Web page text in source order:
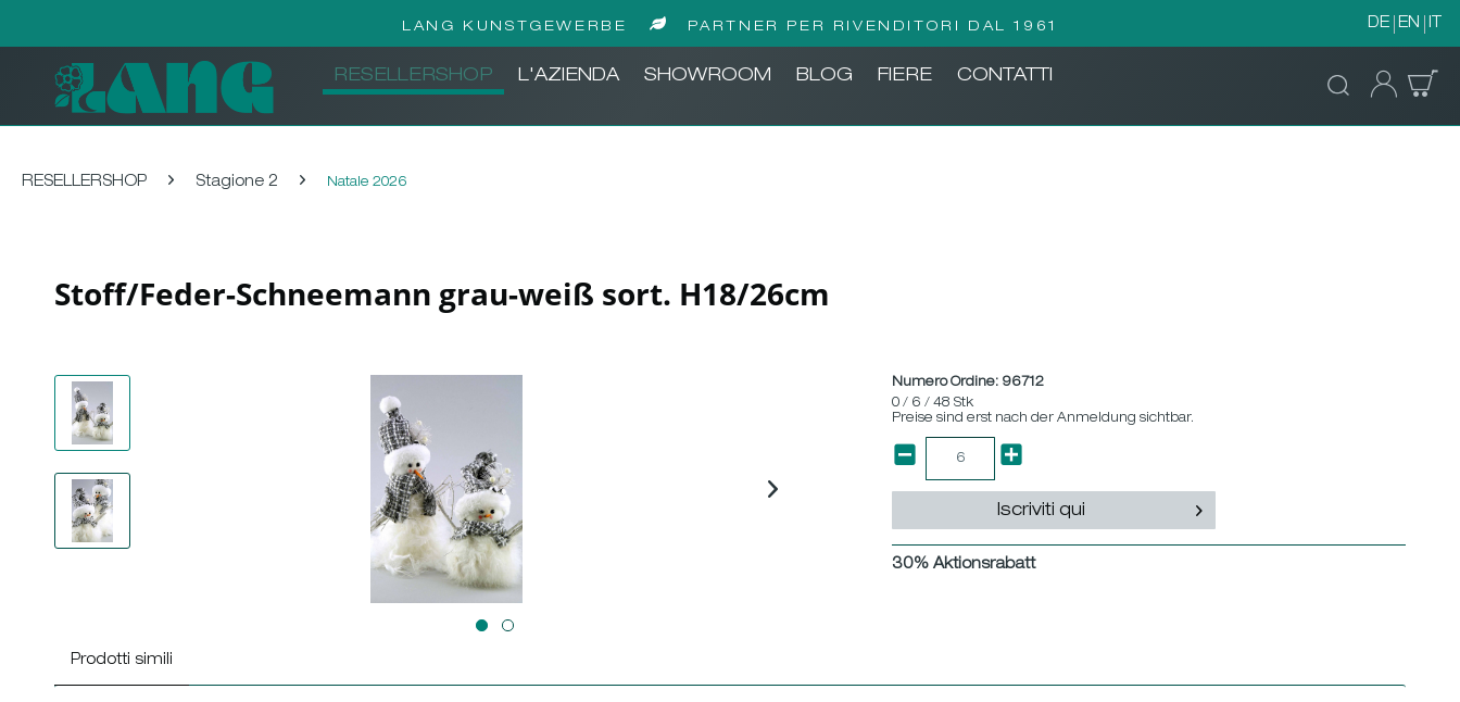
LANG KUNSTGEWERBE PARTNER PER RIVENDITORI DAL 1961 DE EN IT
RESELLERSHOP L'AZIENDA SHOWROOM BLOG FIERE CONTATTI
RESELLERSHOP Stagione 2 Natale 2026
Stoff/Feder-Schneemann grau-weiß sort. H18/26cm
Numero Ordine: 96712
0 / 6 / 48 Stk
Preise sind erst nach der Anmeldung sichtbar.
Iscriviti qui
30% Aktionsrabatt
Prodotti simili